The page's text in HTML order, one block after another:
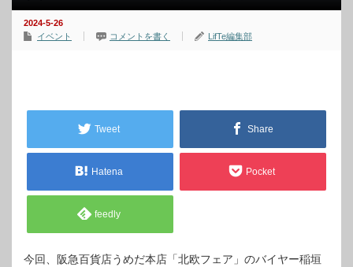
2024-5-26
イベント
コメントを書く LifTe編集部
Tweet Share
Hatena Pocket
feedly
今回、阪急百貨店うめだ本店「北欧フェア」のバイヤー稲垣